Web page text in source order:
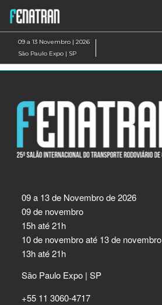
Pular
para
o
conteúdo
09 a 13 Novembro | 2026
São Paulo Expo | SP
09 a 13 de Novembro de 2026
09 de novembro
15h até 21h
10 de novembro até 13 de novembro
13h até 21h
São Paulo Expo | SP
+55 11 3060-4717